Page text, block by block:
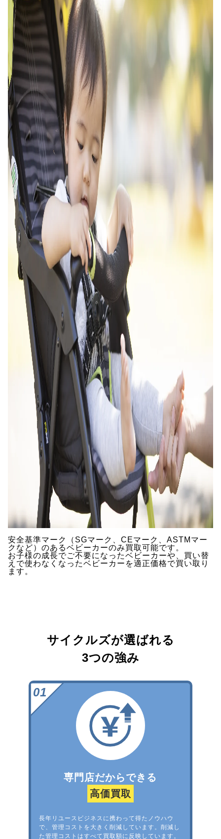
安全基準マーク（SGマーク、CEマーク、ASTMマー
クなど）のあるベビーカーのみ買取可能です。
お子様の成長でご不要になったベビーカーや、買い替
えで使わなくなったベビーカーを適正価格で買い取り
ます。
サイクルズが選ばれる
3つの強み
専門店だからできる
高価買取
長年リユースビジネスに携わって得たノウハウ
で、管理コストを大きく削減しています。削減し
た管理コストはすべて買取額に反映しています。